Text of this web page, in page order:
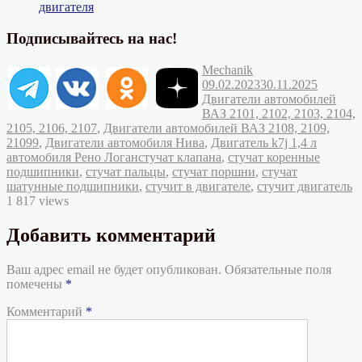
двигателя
Подписывайтесь на нас!
Автор
MechanikОпубликовано
09.02.202330.11.2025
Двигатели автомобилей
ВАЗ 2101, 2102, 2103, 2104,
2105, 2106, 2107, Двигатели автомобилей ВАЗ 2108, 2109,
21099, Двигатели автомобиля Нива, Двигатель k7j 1,4 л
автомобиля Рено ЛоганМетки
стучат клапана, стучат коренные
подшипники, стучат пальцы, стучат поршни, стучат
шатунные подшипники, стучит в двигателе, стучит двигатель
1 817 views
Добавить комментарий
Ваш адрес email не будет опубликован. Обязательные поля
помечены *
Комментарий *